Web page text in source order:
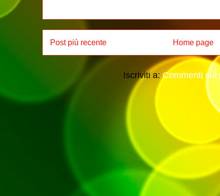
Post più recente Home page
Iscriviti a:Commenti sul